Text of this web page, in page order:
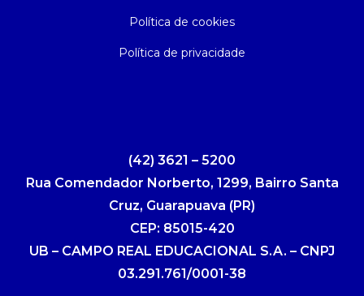
Política de cookies
Política de privacidade
(42) 3621 – 5200
Rua Comendador Norberto, 1299, Bairro Santa
Cruz, Guarapuava (PR)
CEP: 85015-420
UB – CAMPO REAL EDUCACIONAL S.A. – CNPJ
03.291.761/0001-38